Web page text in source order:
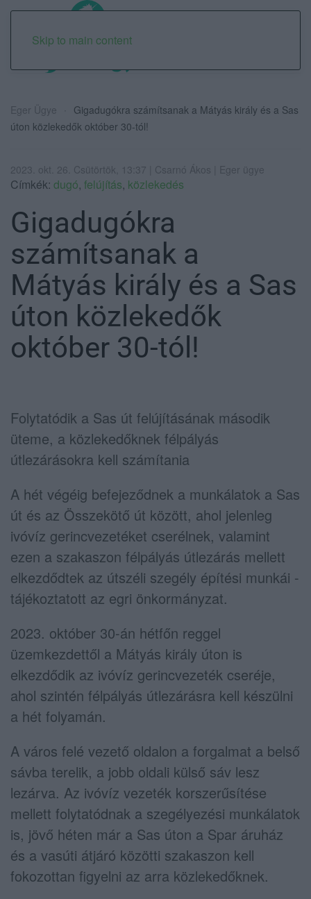
Skip to main content
Eger Ügye
Gigadugókra számítsanak a Mátyás király és a Sas
úton közlekedők október 30-tól!
2023. okt. 26. Csütörtök, 13:37 | Csarnó Ákos | Eger ügye
Címkék: dugó, felújítás, közlekedés
Gigadugókra
számítsanak a
Mátyás király és a Sas
úton közlekedők
október 30-tól!
Folytatódik a Sas út felújításának második
üteme, a közlekedőknek félpályás
útlezárásokra kell számítania
A hét végéig befejeződnek a munkálatok a Sas
út és az Összekötő út között, ahol jelenleg
ivóvíz gerincvezetéket cserélnek, valamint
ezen a szakaszon félpályás útlezárás mellett
elkezdődtek az útszéli szegély építési munkái -
tájékoztatott az egri önkormányzat.
2023. október 30-án hétfőn reggel
üzemkezdettől a Mátyás király úton is
elkezdődik az ivóvíz gerincvezeték cseréje,
ahol szintén félpályás útlezárásra kell készülni
a hét folyamán.
A város felé vezető oldalon a forgalmat a belső
sávba terelik, a jobb oldali külső sáv lesz
lezárva. Az ivóvíz vezeték korszerűsítése
mellett folytatódnak a szegélyezési munkálatok
is, jövő héten már a Sas úton a Spar áruház
és a vasúti átjáró közötti szakaszon kell
fokozottan figyelni az arra közlekedőknek.